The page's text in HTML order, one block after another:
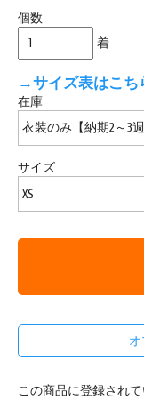
個数
着
→サイズ表はこち
在庫
サイズ
この商品に登録され